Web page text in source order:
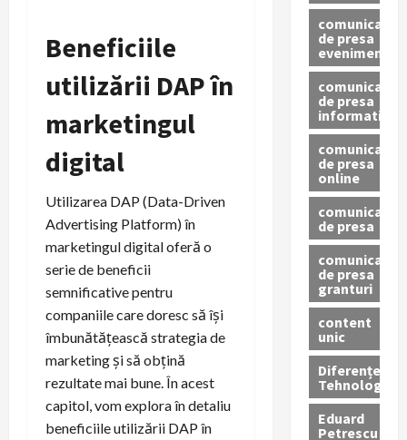
Beneficiile
utilizării DAP în
marketingul
digital
Utilizarea DAP (Data-Driven
Advertising Platform) în
marketingul digital oferă o
serie de beneficii
semnificative pentru
companiile care doresc să își
îmbunătățească strategia de
marketing și să obțină
rezultate mai bune. În acest
capitol, vom explora în detaliu
beneficiile utilizării DAP în
comunicat
de presa
eveniment
comunicat
de presa
informativ
comunicat
de presa
online
comunicate
de presa
comunicate
de presa
granturi
content
unic
Diferențe
Tehnologice
Eduard
Petrescu